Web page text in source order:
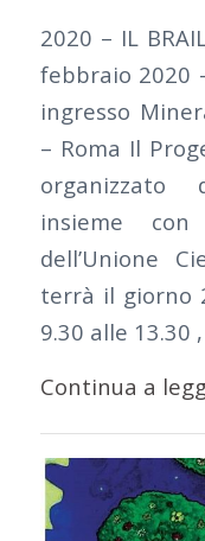
2020 – IL
febbraio 2020
ingresso
– Roma Il
organizzato
insieme
dell’Unione
terrà il giorno
9.30 alle 13.30
Continua a